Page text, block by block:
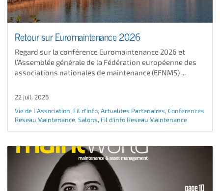
Retour sur Euromaintenance 2026
Regard sur la conférence Euromaintenance 2026 et
l’Assemblée générale de la Fédération européenne des
associations nationales de maintenance (EFNMS) ...
22 juil. 2026
Vie de l'Association, Fil d'info, Actualites Partenaires, Conferences
Reseau Maintenance, Salons, Fil d'info Reseau Maintenance